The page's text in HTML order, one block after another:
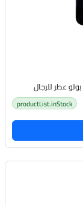
productList.inStock